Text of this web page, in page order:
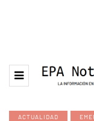
ACTUALIDAD